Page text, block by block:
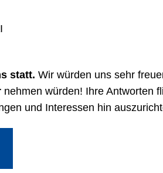
statt. Wir würden uns sehr
nehmen würden! Ihre Antworten
und Interessen hin